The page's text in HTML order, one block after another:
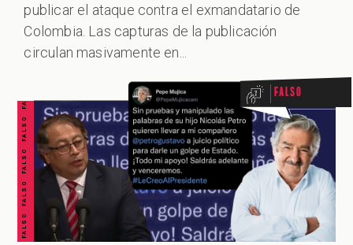
publicar el ataque contra el exmandatario de
Colombia. Las capturas de la publicación
circulan masivamente en...
FALSO FALSO FALSO FALSO FALSO FALSO FALSO Falso